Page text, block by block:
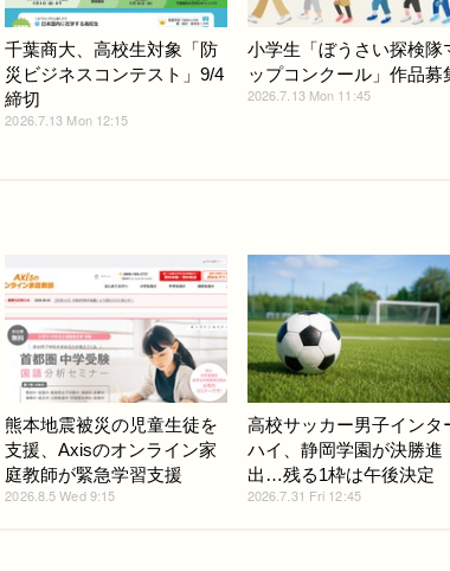
千葉商大、高校生対象「防
災ビジネスコンテスト」9/4
締切
2026.7.13 Mon 12:15
小学生「ぼうさい探検隊
ップコンクール」作品募
2026.7.13 Mon 11:45
熊本地震被災の児童生徒を
支援、Axisのオンライン家
庭教師が緊急学習支援
2026.8.5 Wed 9:15
高校サッカー男子インタ
ハイ、静岡学園が決勝進
出…残る1枠は午後決定
2026.7.31 Fri 12:45